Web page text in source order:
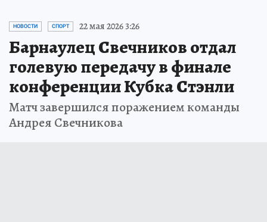
НОВОСТИ СПОРТ 22 мая 2026 3:26
Барнаулец Свечников отдал
голевую передачу в финале
конференции Кубка Стэнли
Матч завершился поражением команды
Андрея Свечникова